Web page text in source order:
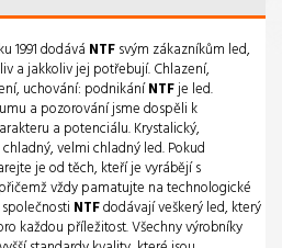
1991 dodává NTFsvým zákazníkům led,
a jakkoliv jej potřebují. Chlazení,
uchování: podnikáníNTFje led.
a pozorování jsme dospěli k
a potenciálu. Krystalický,
velmi chladný led. Pokud
je od těch, kteří je vyrábějí s
vždy pamatujte na technologické
NTFdodávají veškerý led, který
každou příležitost. Všechny výrobníky